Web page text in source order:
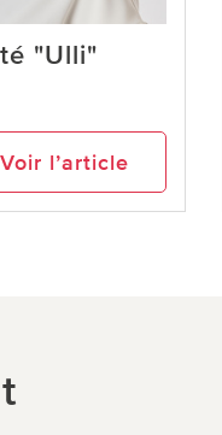
"Ulli"
Voir l’article